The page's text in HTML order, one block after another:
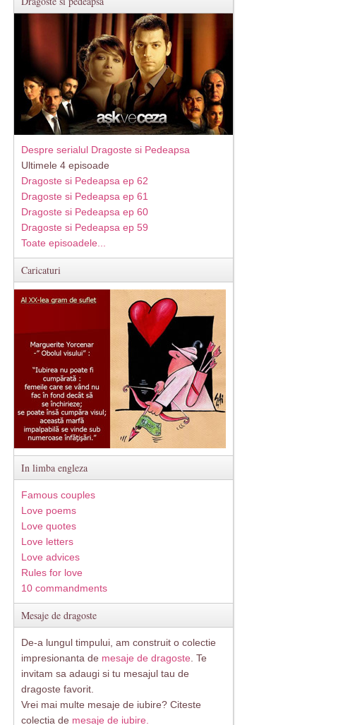
Despre serialul Dragoste si Pedeapsa
Ultimele 4 episoade
Dragoste si Pedeapsa ep 62
Dragoste si Pedeapsa ep 61
Dragoste si Pedeapsa ep 60
Dragoste si Pedeapsa ep 59
Toate episoadele...
Caricaturi
In limba engleza
Famous couples
Love poems
Love quotes
Love letters
Love advices
Rules for love
10 commandments
Mesaje de dragoste
De-a lungul timpului, am construit o colectie
impresionanta de mesaje de dragoste . Te
invitam sa adaugi si tu mesajul tau de
dragoste favorit.
Vrei mai multe mesaje de iubire? Citeste
colectia de mesaje de iubire.